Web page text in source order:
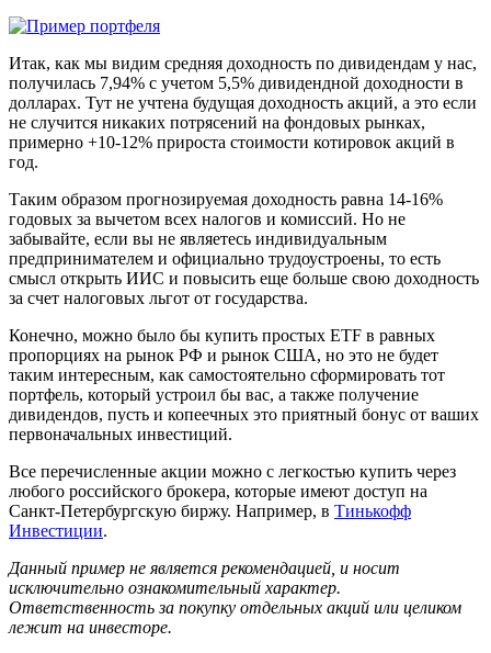
Итак, как мы видим средняя доходность по дивидендам у нас,
получилась 7,94% с учетом 5,5% дивидендной доходности в
долларах. Тут не учтена будущая доходность акций, а это если
не случится никаких потрясений на фондовых рынках,
примерно +10-12% прироста стоимости котировок акций в
год.
Таким образом прогнозируемая доходность равна 14-16%
годовых за вычетом всех налогов и комиссий. Но не
забывайте, если вы не являетесь индивидуальным
предпринимателем и официально трудоустроены, то есть
смысл открыть ИИС и повысить еще больше свою доходность
за счет налоговых льгот от государства.
Конечно, можно было бы купить простых ETF в равных
пропорциях на рынок РФ и рынок США, но это не будет
таким интересным, как самостоятельно сформировать тот
портфель, который устроил бы вас, а также получение
дивидендов, пусть и копеечных это приятный бонус от ваших
первоначальных инвестиций.
Все перечисленные акции можно с легкостью купить через
любого российского брокера, которые имеют доступ на
Санкт-Петербургскую биржу. Например, в Тинькофф
Инвестиции.
Данный пример не является рекомендацией, и носит
исключительно ознакомительный характер.
Ответственность за покупку отдельных акций или целиком
лежит на инвесторе.